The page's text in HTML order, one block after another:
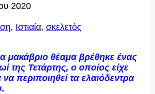
2020
, Ιστιαία, σκελετός
μακάβριο θέαμα βρέθηκε ένας
της Τετάρτης, ο οποίος είχε
να περιποιηθεί τα ελαιόδεντρα